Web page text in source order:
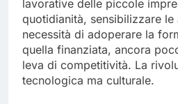
lavorative delle piccole
quotidianità, sensibilizzare le
necessità di adoperare la
quella finanziata, ancora
leva di competitività. La
tecnologica ma culturale.